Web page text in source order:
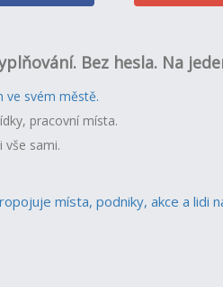
Bez hesla. Na
ve svém městě.
pracovní místa.
vše sami.
místa, podniky, akce a lidi